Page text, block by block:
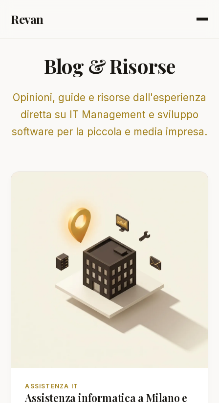
Revan
Blog & Risorse
Opinioni, guide e risorse dall'esperienza
diretta su IT Management e sviluppo
software per la piccola e media impresa.
ASSISTENZA IT
Assistenza informatica a Milano e